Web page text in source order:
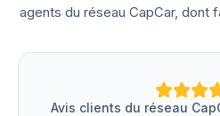
agents du réseau CapCar, dont
Avis clients du réseau